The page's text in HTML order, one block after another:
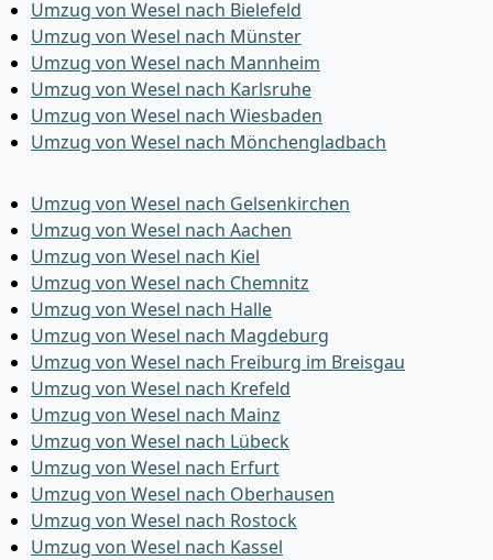
Umzug von Wesel nach Bielefeld
Umzug von Wesel nach Münster
Umzug von Wesel nach Mannheim
Umzug von Wesel nach Karlsruhe
Umzug von Wesel nach Wiesbaden
Umzug von Wesel nach Mönchen­gladbach
Umzug von Wesel nach Gelsenkirchen
Umzug von Wesel nach Aachen
Umzug von Wesel nach Kiel
Umzug von Wesel nach Chemnitz
Umzug von Wesel nach Halle
Umzug von Wesel nach Magdeburg
Umzug von Wesel nach Freiburg im Breisgau
Umzug von Wesel nach Krefeld
Umzug von Wesel nach Mainz
Umzug von Wesel nach Lübeck
Umzug von Wesel nach Erfurt
Umzug von Wesel nach Oberhausen
Umzug von Wesel nach Rostock
Umzug von Wesel nach Kassel